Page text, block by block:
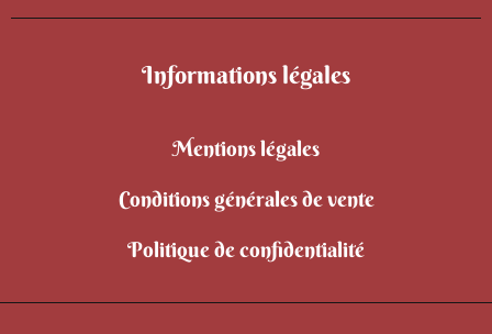
Informations légales
Mentions légales
Conditions générales de vente
Politique de confidentialité